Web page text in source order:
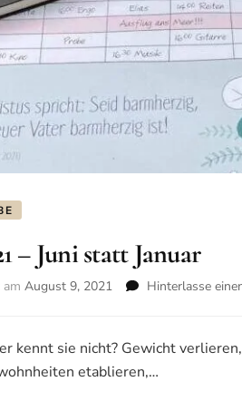
– Juni statt Januar
August 9, 2021 Hinterlasse
kennt sie nicht? Gewicht
etablieren,…